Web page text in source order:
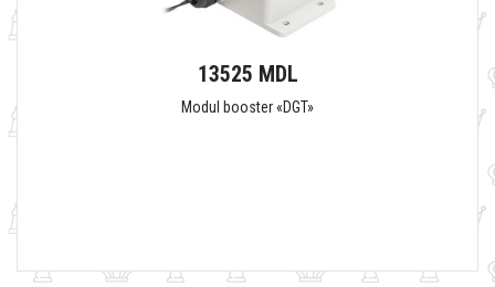
13525 MDL
Modul booster «DGT»